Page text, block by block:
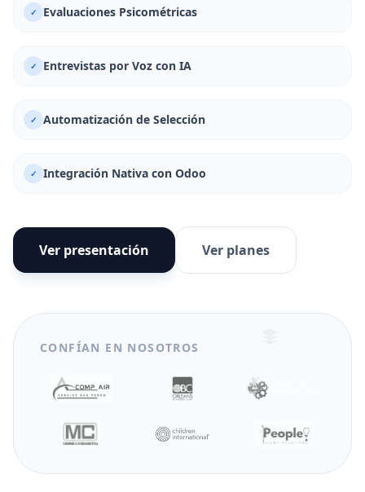
✓ Evaluaciones Psicométricas
✓ Entrevistas por Voz con IA
✓ Automatización de Selección
✓ Integración Nativa con Odoo
Ver presentación Ver planes
CONFÍAN EN NOSOTROS